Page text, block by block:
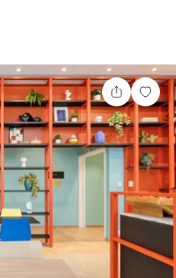
Teilen